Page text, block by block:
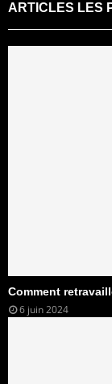
ARTICLES LES
Comment
6 juin 2024